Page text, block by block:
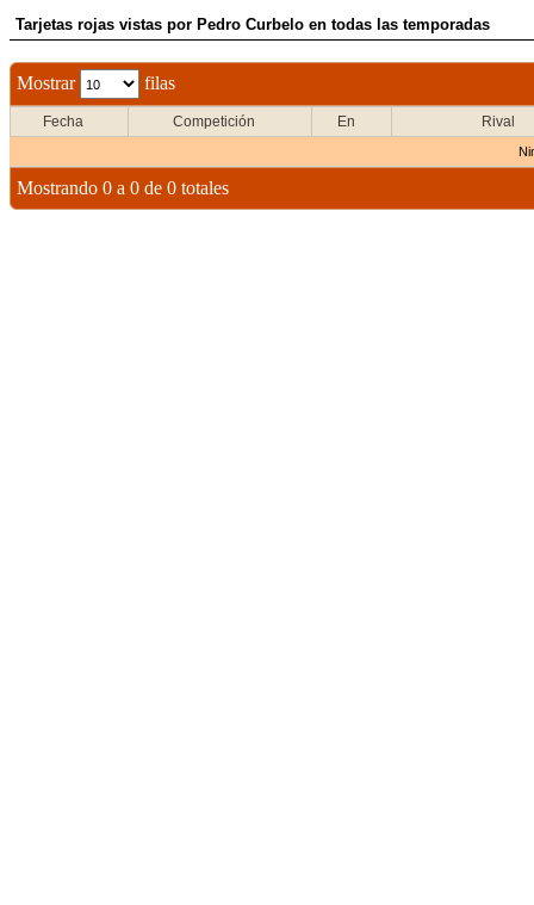
Tarjetas rojas vistas por Pedro Curbelo en todas las temporadas
Mostrar filas
Fecha Competición En Rival
Mostrando 0 a 0 de 0 totales